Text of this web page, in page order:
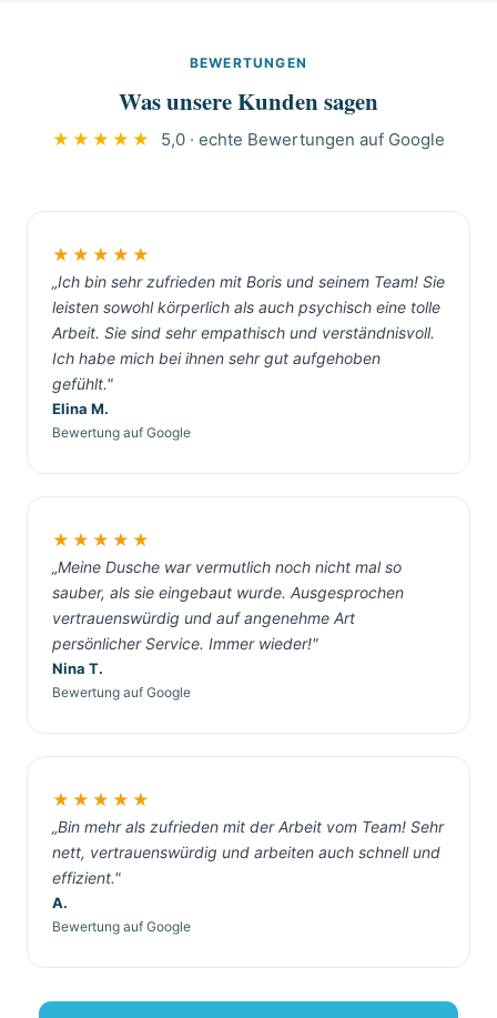
Einsatzes. Diskretion ist bei Messie-Situationen
selbstverständlich, in Bottrop wie überall.
BEWERTUNGEN
Was unsere Kunden sagen
★★★★★ 5,0 · echte Bewertungen auf Google
★★★★★
„Ich bin sehr zufrieden mit Boris und seinem Team! Sie
leisten sowohl körperlich als auch psychisch eine tolle
Arbeit. Sie sind sehr empathisch und verständnisvoll.
Ich habe mich bei ihnen sehr gut aufgehoben
gefühlt."
Elina M.
Bewertung auf Google
★★★★★
„Meine Dusche war vermutlich noch nicht mal so
sauber, als sie eingebaut wurde. Ausgesprochen
vertrauenswürdig und auf angenehme Art
persönlicher Service. Immer wieder!"
Nina T.
Bewertung auf Google
★★★★★
„Bin mehr als zufrieden mit der Arbeit vom Team! Sehr
nett, vertrauenswürdig und arbeiten auch schnell und
effizient."
A.
Bewertung auf Google